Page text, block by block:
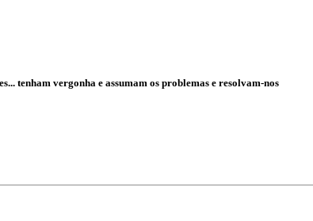
tenham vergonha e assumam os problemas e resolvam-nos